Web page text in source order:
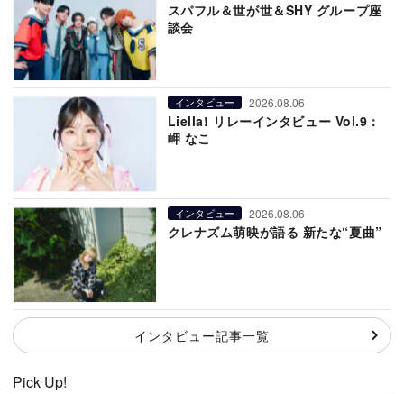
スパフル＆世が世＆SHY グループ座
談会
インタビュー 2026.08.06
Liella! リレーインタビュー Vol.9：
岬 なこ
インタビュー 2026.08.06
クレナズム萌映が語る 新たな“夏曲”
インタビュー記事一覧
Pick Up!